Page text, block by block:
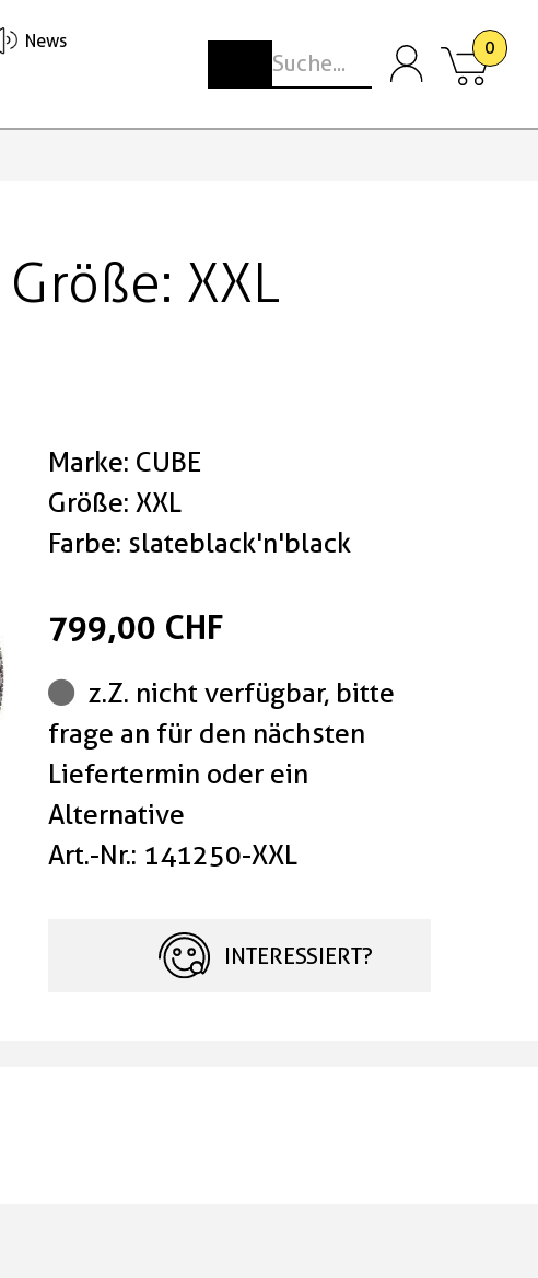
News 0
XXL
Marke: CUBE
Größe: XXL
Farbe: slateblack'n'black
799,00 CHF
z.Z. nicht verfügbar, bitte
frage an für den nächsten
Liefertermin oder ein
Alternative
Art.-Nr.: 141250-XXL
INTERESSIERT?